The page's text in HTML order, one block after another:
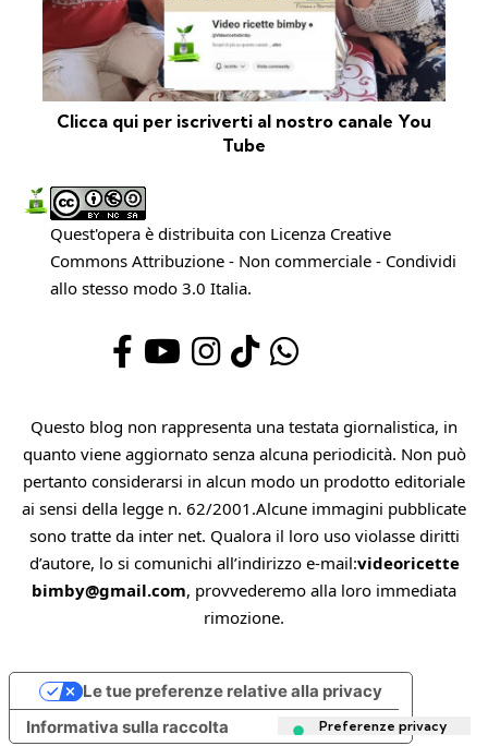
Clicca qui per iscriverti al nostro canale You
Tube
Quest'opera è distribuita con Licenza Creative
Commons Attribuzione - Non commerciale - Condividi
allo stesso modo 3.0 Italia.
Questo blog non rappresenta una testata giornalistica, in
quanto viene aggiornato senza alcuna periodicità. Non può
pertanto considerarsi in alcun modo un prodotto editoriale
ai sensi della legge n. 62/2001.Alcune immagini pubblicate
sono tratte da inter net. Qualora il loro uso violasse diritti
d’autore, lo si comunichi all’indirizzo e-mail:videoricette
bimby@gmail.com, provvederemo alla loro immediata
rimozione.
Informativa sulla raccolta
Le tue preferenze relative alla privacy